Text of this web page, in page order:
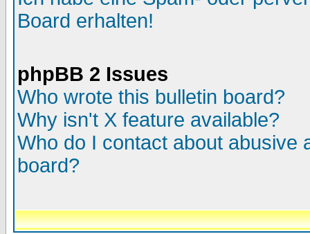
Board erhalten!
phpBB 2 Issues
Who wrote this bulletin board?
Why isn't X feature available?
Who do I contact about abusive
board?